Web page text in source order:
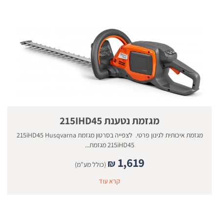
מגזמת נטענת 215IHD45
מגזמת איכותית לגינון פרטי. לצפייה בסרטון מגזמת 215iHD45 Husqvarna
215iHD45 מגזמת...
₪ 1,619
(כולל מע"מ)
קרא עוד